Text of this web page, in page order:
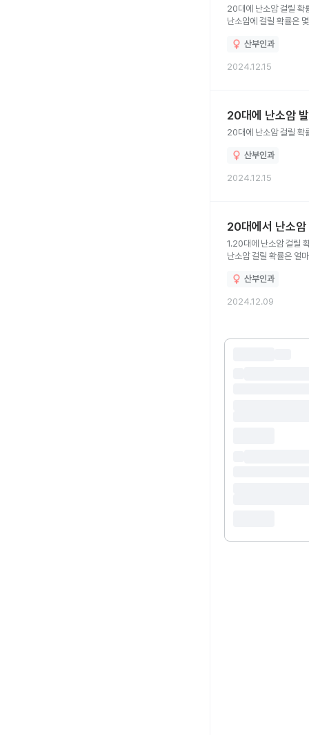
20대에 난소암 걸릴 확
난소암에 걸릴 확률은
산부인과
2024.12.15
20대에 난소암
20대에 난소암 걸릴 확
산부인과
2024.12.15
20대에서 난소암
1.20대에 난소암 걸릴
난소암 걸릴 확률은 얼
10.난소암 발병확률이
산부인과 선생님께서
산부인과
2024.12.09